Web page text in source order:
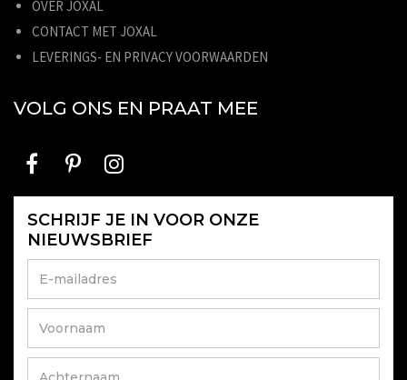
OVER JOXAL
CONTACT MET JOXAL
LEVERINGS- EN PRIVACY VOORWAARDEN
VOLG ONS EN PRAAT MEE
SCHRIJF JE IN VOOR ONZE
NIEUWSBRIEF